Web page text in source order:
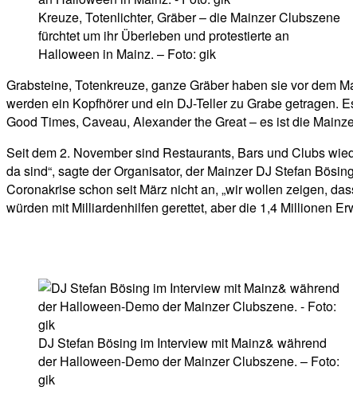
Kreuze, Totenlichter, Gräber – die Mainzer Clubszene
fürchtet um ihr Überleben und protestierte an
Halloween in Mainz. – Foto: gik
Grabsteine, Totenkreuze, ganze Gräber haben sie vor dem
werden ein Kopfhörer und ein DJ-Teller zu Grabe getragen.
Good Times, Caveau, Alexander the Great – es ist die
Seit dem 2. November sind Restaurants, Bars und Clubs
da sind“, sagte der Organisator, der Mainzer DJ Stefan
Coronakrise schon seit März nicht an, „wir wollen zeigen,
würden mit Milliardenhilfen gerettet, aber die 1,4 Millionen
DJ Stefan Bösing im Interview mit Mainz& während
der Halloween-Demo der Mainzer Clubszene. – Foto:
gik